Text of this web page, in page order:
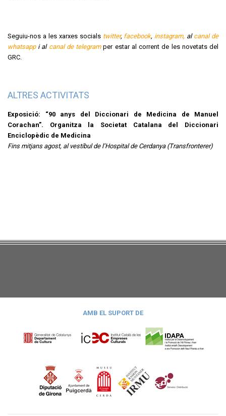
Seguiu-nos a les xarxes socials twitter, facebook, instagram, al canal de
whatsappi al canal de telegramper estar al corrent de les novetats del
GRC.
ALTRES ACTIVITATS
Exposició: “90 anys del Diccionari de Medicina de Manuel
Corachan”. Organitza la Societat Catalana del Diccionari
Enciclopèdic de Medicina
Fins mitjans agost, al vestíbul de l’Hospital de Cerdanya (Transfronterer)
AMB EL SUPORT DE